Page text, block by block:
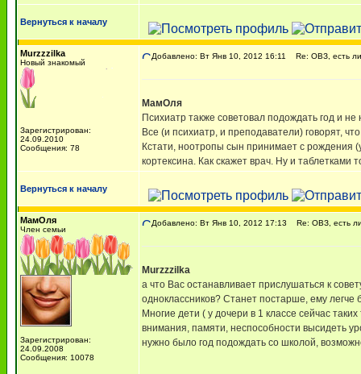
Вернуться к началу
Murzzzilka
Новый знакомый
Зарегистрирован:
24.09.2010
Сообщения: 78
Добавлено: Вт Янв 10, 2012 16:11 Re: ОВЗ, есть ли
МамОля
Психиатр также советовал подождать год и
Все (и психиатр, и преподаватели) говорят,
Кстати, ноотропы сын принимает с рождения
кортексина. Как скажет врач. Ну и таблетками
Вернуться к началу
МамОля
Член семьи
Зарегистрирован:
24.09.2008
Сообщения: 10078
Добавлено: Вт Янв 10, 2012 17:13 Re: ОВЗ, есть
Murzzzilka
а что Вас останавливает прислушаться к
одноклассников? Станет постарше, ему легче
Многие дети ( у дочери в 1 классе сейчас
внимания, памяти, неспособности высидеть
нужно было год подождать со школой,